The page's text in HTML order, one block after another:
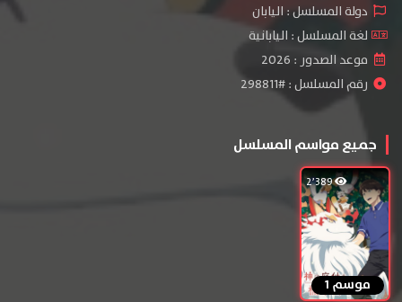
دولة المسلسل : اليابان
لغة المسلسل : اليابانية
موعد الصدور : 2026
رقم المسلسل : #298811
جميع مواسم المسلسل
2٬389
موسم 1